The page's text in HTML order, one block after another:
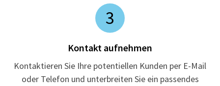
3
Kontakt aufnehmen
Kontaktieren Sie Ihre potentiellen Kunden per E-Mail
oder Telefon und unterbreiten Sie ein passendes